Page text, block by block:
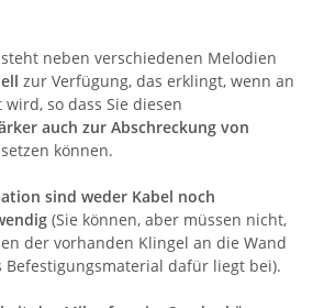
neben verschiedenen Melodien
zur Verfügung, das erklingt, wenn an
so dass Sie diesen
auch zur Abschreckung von
können.
sind weder Kabel noch
(Sie können, aber müssen nicht,
der vorhanden Klingel an die Wand
Befestigungsmaterial dafür liegt bei).